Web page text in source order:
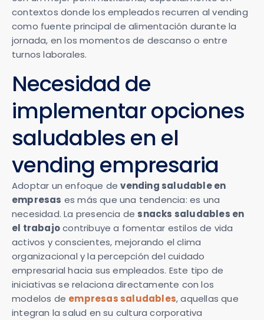
contextos donde los empleados recurren al vending
como fuente principal de alimentación durante la
jornada, en los momentos de descanso o entre
turnos laborales.
Necesidad de
implementar opciones
saludables en el
vending empresaria
Adoptar un enfoque devending saludable en
empresas es más que una tendencia: es una
necesidad. La presencia de snacks saludables en
el trabajocontribuye a fomentar estilos de vida
activos y conscientes, mejorando el clima
organizacional y la percepción del cuidado
empresarial hacia sus empleados. Este tipo de
iniciativas se relaciona directamente con los
modelos de empresas saludables, aquellas que
integran la salud en su cultura corporativa